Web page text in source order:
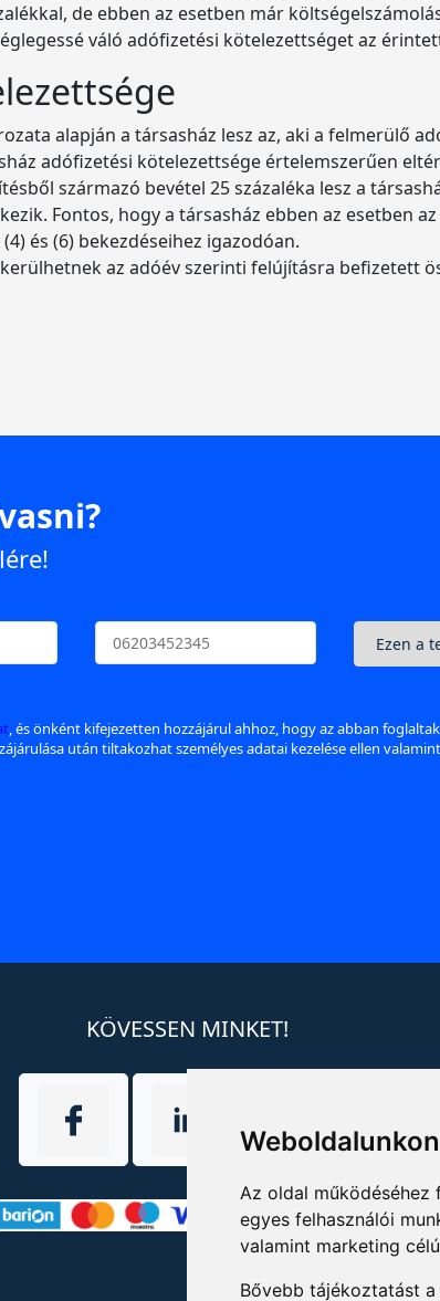
Az oldal működéséhez
egyes felhasználói
valamint marketing
Bővebb tájékoztatást a
de ebben az esetben már
váló adófizetési kötelezettséget az
alapján a társasház lesz az, aki a felmerülő
adófizetési kötelezettsége értelemszerűen
származó bevétel 25 százaléka lesz a
Fontos, hogy a társasház ebben az esetben
és (6) bekezdéseihez igazodóan.
az adóév szerinti felújításra befizetett
, és önként kifejezetten hozzájárul ahhoz, hogy az abban
után tiltakozhat személyes adatai kezelése ellen
KÖVESSEN MINKET!